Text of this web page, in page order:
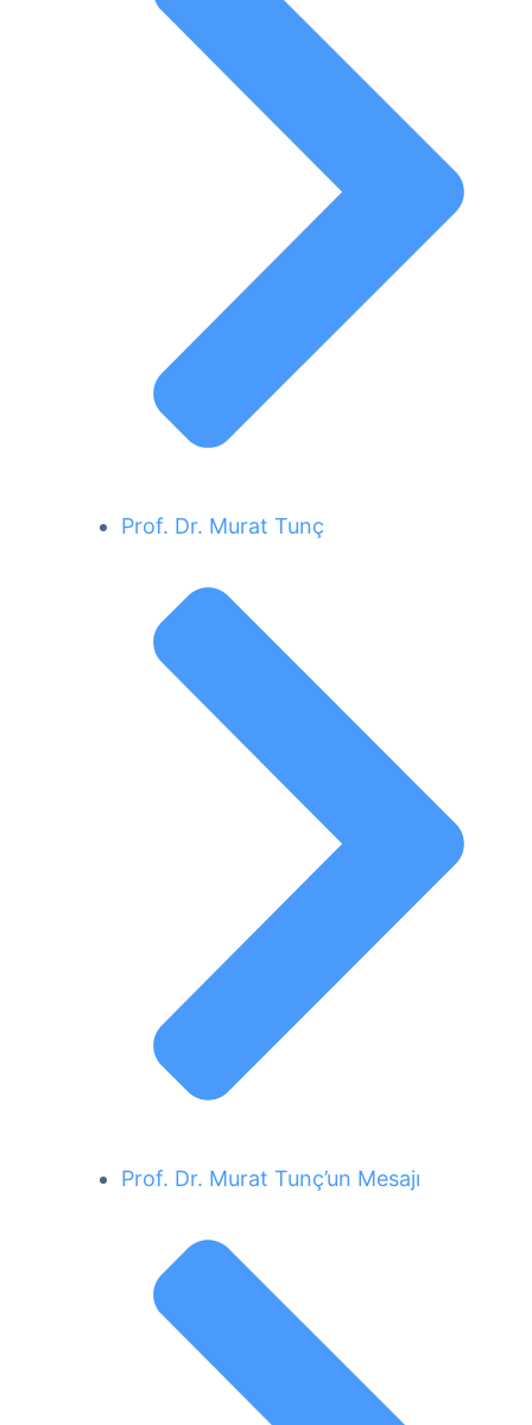
Prof. Dr. Murat Tunç
Prof. Dr. Murat Tunç’un Mesajı